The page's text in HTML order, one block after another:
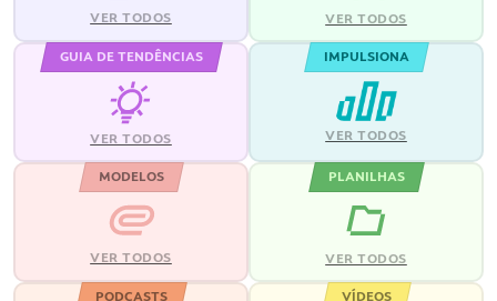
VER TODOS VER TODOS
GUIA DE TENDÊNCIAS
VER TODOS
IMPULSIONA
VER TODOS
MODELOS
VER TODOS
PLANILHAS
VER TODOS
PODCASTS VÍDEOS